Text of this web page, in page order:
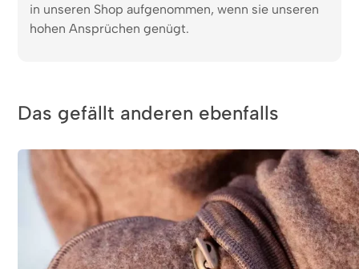
in unseren Shop aufgenommen, wenn sie unseren
hohen Ansprüchen genügt.
Das gefällt anderen ebenfalls